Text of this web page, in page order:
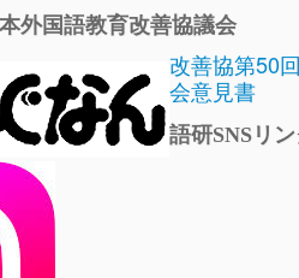
本外国語教育改善協議会
改善協第50
会意見書
語研SNSリ